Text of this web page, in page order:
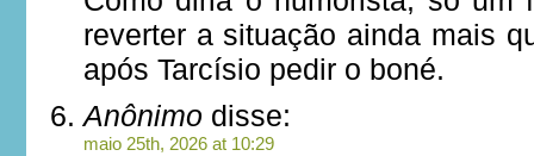
reverter a situação ainda mais
após Tarcísio pedir o boné.
Anônimo disse:
maio 25th, 2026 at 10:29